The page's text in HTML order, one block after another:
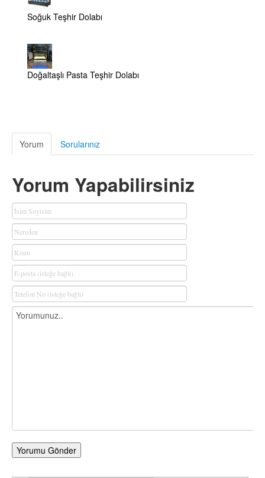
Soğuk Teşhir Dolabı
Doğaltaşlı Pasta Teşhir Dolabı
Yorum Sorularınız
Yorum Yapabilirsiniz
Yorumu Gönder